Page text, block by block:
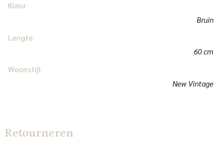
Kleur
Bruin
Lengte
60 cm
Woonstijl
New Vintage
Retourneren